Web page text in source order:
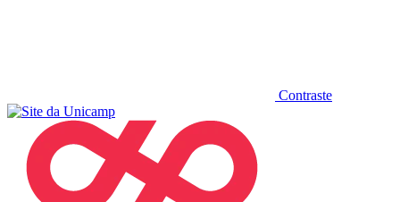
Contraste